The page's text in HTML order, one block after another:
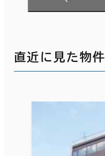
直近に見た物件